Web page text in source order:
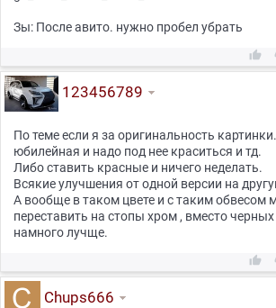
Зы: После авито. нужно пробел убрать

123456789
По теме если я за оригинальность
юбилейная и надо под нее краситься и тд.
Либо ставить красные и ничего неделать.
Всякие улучшения от одной версии на
А вообще в таком цвете и с таким обвесом
переставить на стопы хром , вместо
намного лучще.

Chups666